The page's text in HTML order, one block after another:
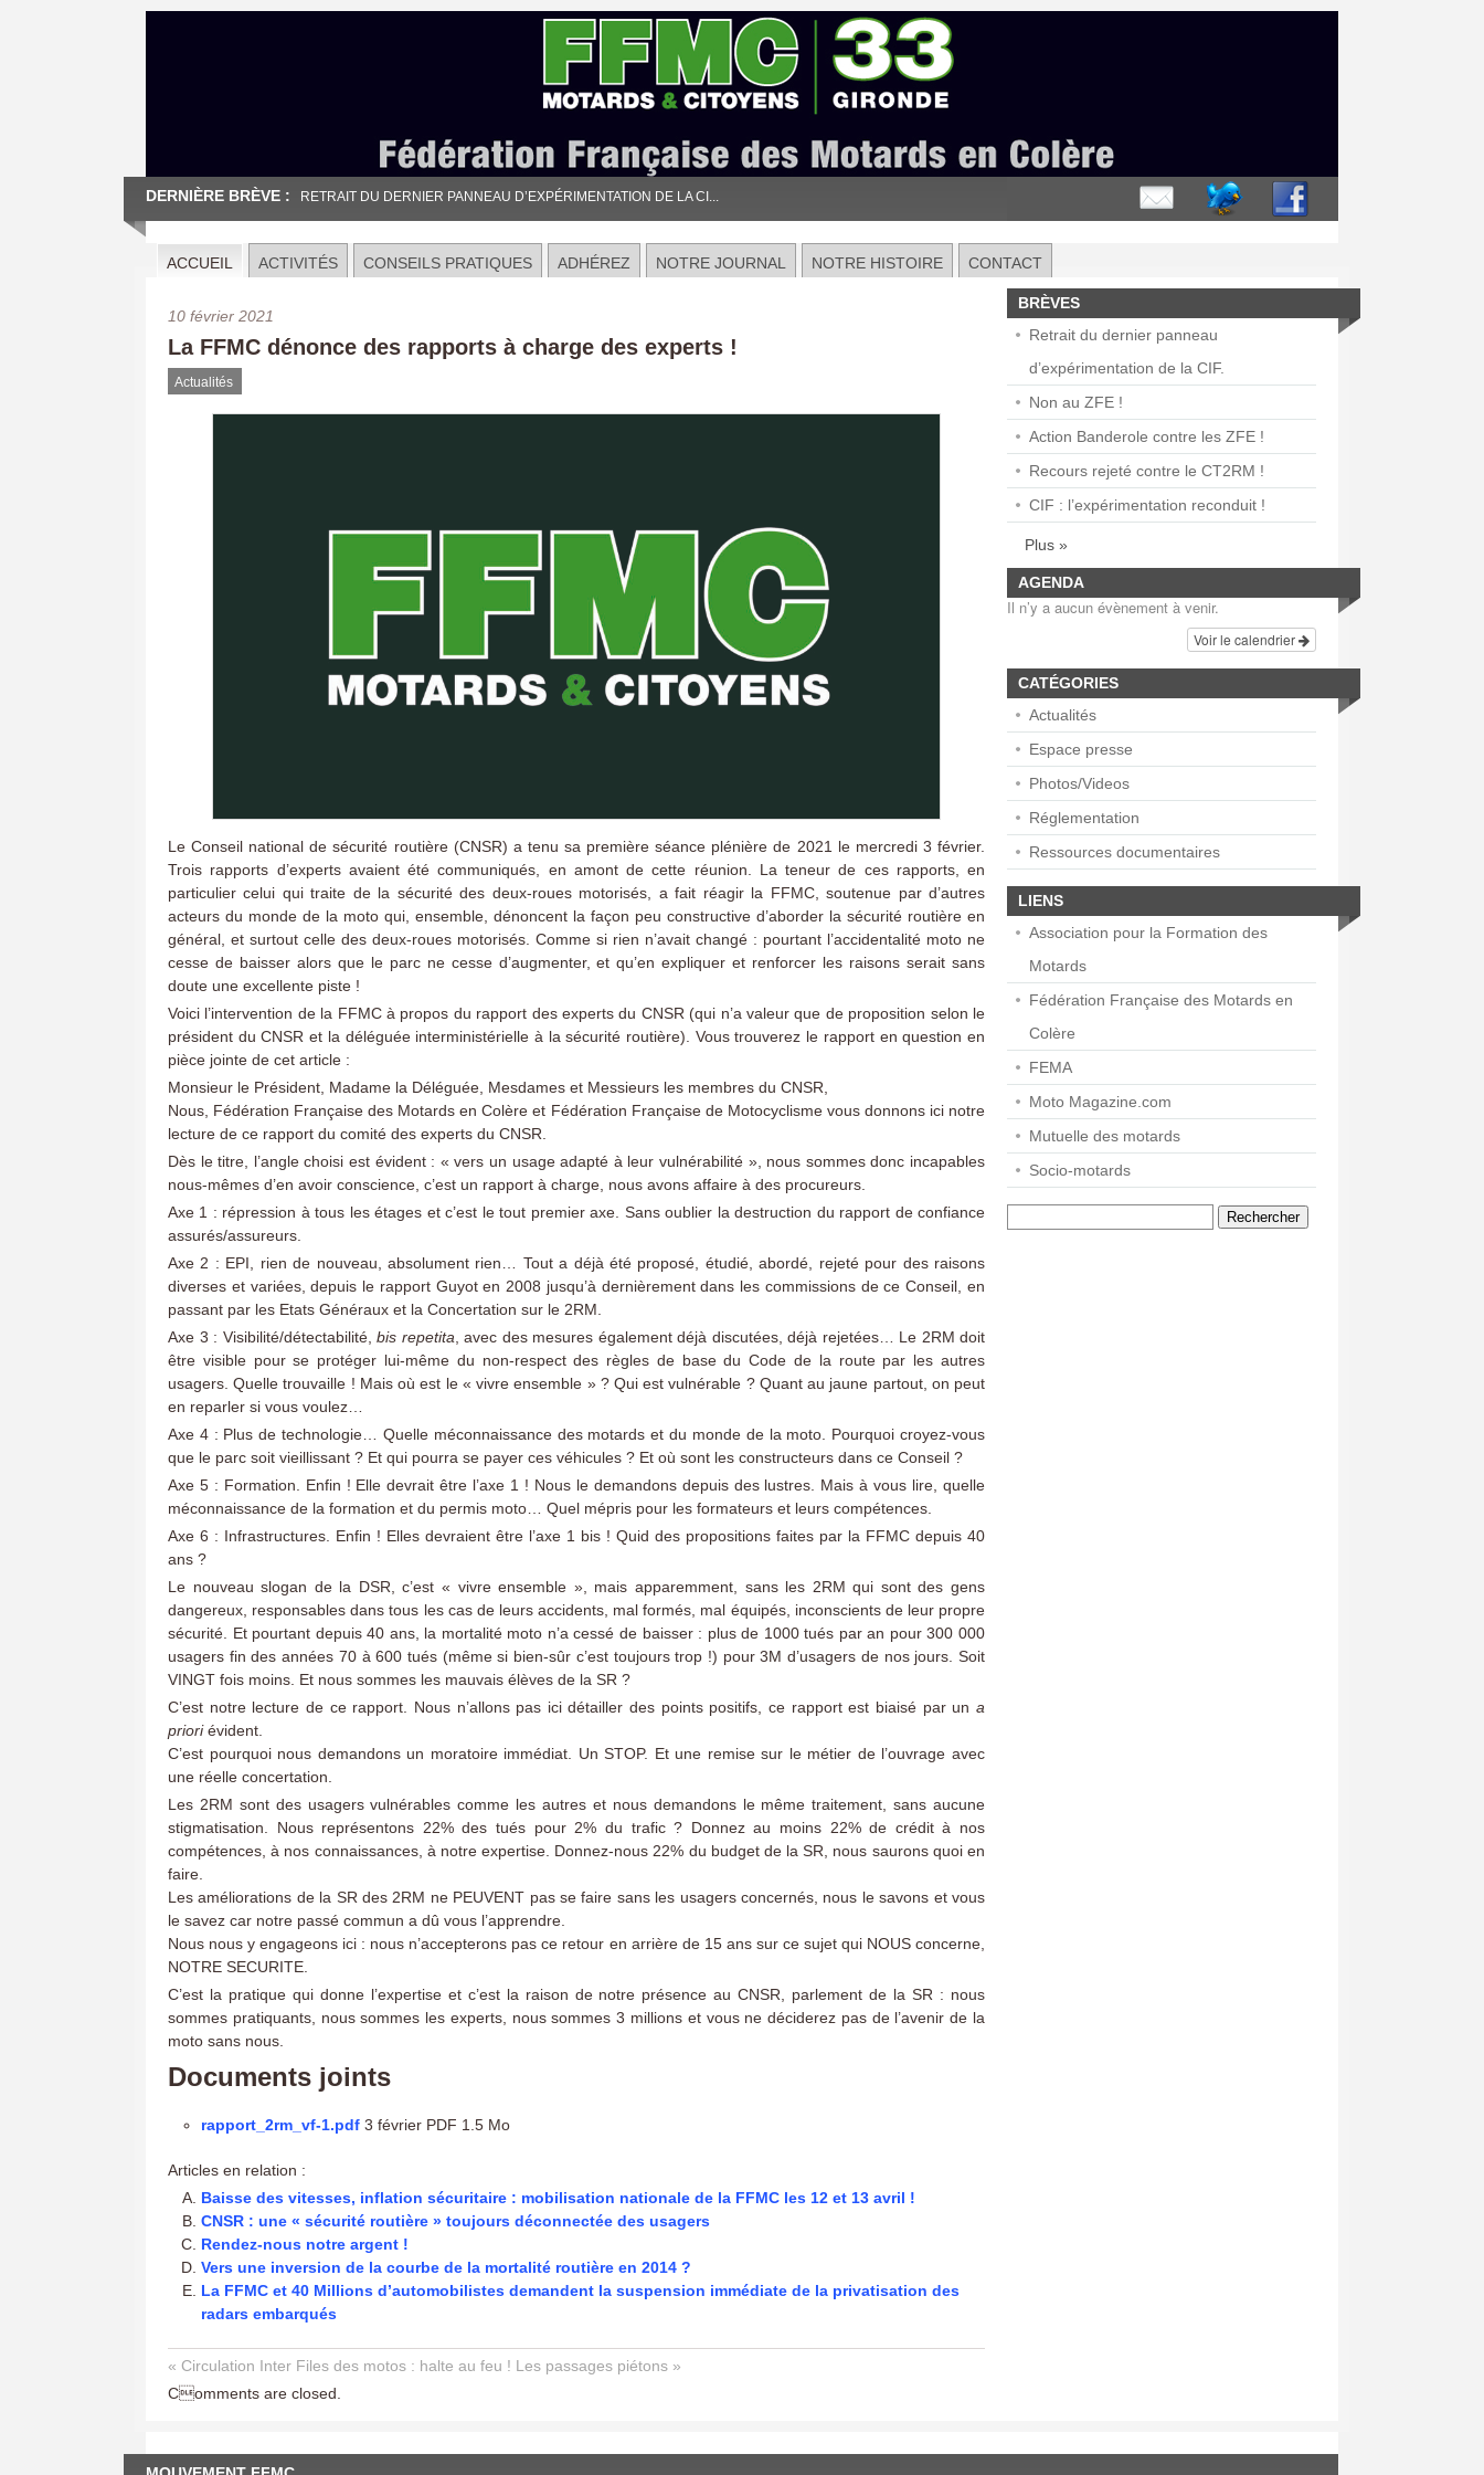
DERNIÈRE BRÈVE : RETRAIT DU DERNIER PANNEAU D’EXPÉRIMENTATION DE LA CI...
ACCUEIL ACTIVITÉS CONSEILS PRATIQUES ADHÉREZ NOTRE JOURNAL NOTRE HISTOIRE CONTACT
10 février 2021
La FFMC dénonce des rapports à charge des experts !
Actualités
Le Conseil national de sécurité routière (CNSR) a tenu sa première séance plénière de 2021 le mercredi 3 février.
Trois rapports d’experts avaient été communiqués, en amont de cette réunion. La teneur de ces rapports, en
particulier celui qui traite de la sécurité des deux-roues motorisés, a fait réagir la FFMC, soutenue par d’autres
acteurs du monde de la moto qui, ensemble, dénoncent la façon peu constructive d’aborder la sécurité routière en
général, et surtout celle des deux-roues motorisés. Comme si rien n’avait changé : pourtant l’accidentalité moto ne
cesse de baisser alors que le parc ne cesse d’augmenter, et qu’en expliquer et renforcer les raisons serait sans
doute une excellente piste !
Voici l’intervention de la FFMC à propos du rapport des experts du CNSR (qui n’a valeur que de proposition selon le
président du CNSR et la déléguée interministérielle à la sécurité routière). Vous trouverez le rapport en question en
pièce jointe de cet article :
Monsieur le Président, Madame la Déléguée, Mesdames et Messieurs les membres du CNSR,
Nous, Fédération Française des Motards en Colère et Fédération Française de Motocyclisme vous donnons ici notre
lecture de ce rapport du comité des experts du CNSR.
Dès le titre, l’angle choisi est évident : « vers un usage adapté à leur vulnérabilité », nous sommes donc incapables
nous-mêmes d’en avoir conscience, c’est un rapport à charge, nous avons affaire à des procureurs.
Axe 1 : répression à tous les étages et c’est le tout premier axe. Sans oublier la destruction du rapport de confiance
assurés/assureurs.
Axe 2 : EPI, rien de nouveau, absolument rien… Tout a déjà été proposé, étudié, abordé, rejeté pour des raisons
diverses et variées, depuis le rapport Guyot en 2008 jusqu’à dernièrement dans les commissions de ce Conseil, en
passant par les Etats Généraux et la Concertation sur le 2RM.
Axe 3 : Visibilité/détectabilité, bis repetita, avec des mesures également déjà discutées, déjà rejetées… Le 2RM doit
être visible pour se protéger lui-même du non-respect des règles de base du Code de la route par les autres
usagers. Quelle trouvaille ! Mais où est le « vivre ensemble » ? Qui est vulnérable ? Quant au jaune partout, on peut
en reparler si vous voulez…
Axe 4 : Plus de technologie… Quelle méconnaissance des motards et du monde de la moto. Pourquoi croyez-vous
que le parc soit vieillissant ? Et qui pourra se payer ces véhicules ? Et où sont les constructeurs dans ce Conseil ?
Axe 5 : Formation. Enfin ! Elle devrait être l’axe 1 ! Nous le demandons depuis des lustres. Mais à vous lire, quelle
méconnaissance de la formation et du permis moto… Quel mépris pour les formateurs et leurs compétences.
Axe 6 : Infrastructures. Enfin ! Elles devraient être l’axe 1 bis ! Quid des propositions faites par la FFMC depuis 40
ans ?
Le nouveau slogan de la DSR, c’est « vivre ensemble », mais apparemment, sans les 2RM qui sont des gens
dangereux, responsables dans tous les cas de leurs accidents, mal formés, mal équipés, inconscients de leur propre
sécurité. Et pourtant depuis 40 ans, la mortalité moto n’a cessé de baisser : plus de 1000 tués par an pour 300 000
usagers fin des années 70 à 600 tués (même si bien-sûr c’est toujours trop !) pour 3M d’usagers de nos jours. Soit
VINGT fois moins. Et nous sommes les mauvais élèves de la SR ?
C’est notre lecture de ce rapport. Nous n’allons pas ici détailler des points positifs, ce rapport est biaisé par un a
prioriévident.
C’est pourquoi nous demandons un moratoire immédiat. Un STOP. Et une remise sur le métier de l’ouvrage avec
une réelle concertation.
Les 2RM sont des usagers vulnérables comme les autres et nous demandons le même traitement, sans aucune
stigmatisation. Nous représentons 22% des tués pour 2% du trafic ? Donnez au moins 22% de crédit à nos
compétences, à nos connaissances, à notre expertise. Donnez-nous 22% du budget de la SR, nous saurons quoi en
faire.
Les améliorations de la SR des 2RM ne PEUVENT pas se faire sans les usagers concernés, nous le savons et vous
le savez car notre passé commun a dû vous l’apprendre.
Nous nous y engageons ici : nous n’accepterons pas ce retour en arrière de 15 ans sur ce sujet qui NOUS concerne,
NOTRE SECURITE.
C’est la pratique qui donne l’expertise et c’est la raison de notre présence au CNSR, parlement de la SR : nous
sommes pratiquants, nous sommes les experts, nous sommes 3 millions et vous ne déciderez pas de l’avenir de la
moto sans nous.
Documents joints
rapport_2rm_vf-1.pdf 3 février PDF 1.5 Mo
Articles en relation :
Baisse des vitesses, inflation sécuritaire : mobilisation nationale de la FFMC les 12 et 13 avril !
CNSR : une « sécurité routière » toujours déconnectée des usagers
Rendez-nous notre argent !
Vers une inversion de la courbe de la mortalité routière en 2014 ?
La FFMC et 40 Millions d’automobilistes demandent la suspension immédiate de la privatisation des
radars embarqués
« Circulation Inter Files des motos : halte au feu ! Les passages piétons »
Comments are closed.
BRÈVES
Retrait du dernier panneau
d’expérimentation de la CIF.
Non au ZFE !
Action Banderole contre les ZFE !
Recours rejeté contre le CT2RM !
CIF : l’expérimentation reconduit !
Plus »
AGENDA
Il n’y a aucun évènement à venir.
Voir le calendrier
CATÉGORIES
Actualités
Espace presse
Photos/Videos
Réglementation
Ressources documentaires
LIENS
Association pour la Formation des
Motards
Fédération Française des Motards en
Colère
FEMA
Moto Magazine.com
Mutuelle des motards
Socio-motards